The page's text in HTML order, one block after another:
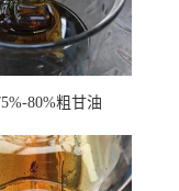
80%粗甘油